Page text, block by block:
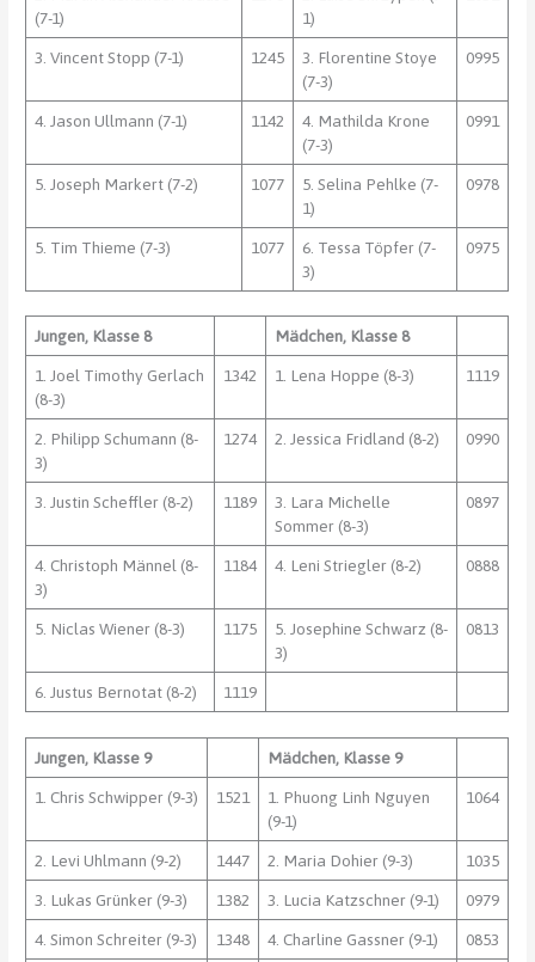
(7-1)
1)
3. Vincent Stopp (7-1) 1245
3. Florentine Stoye
(7-3)
0995
4. Jason Ullmann (7-1) 1142
4. Mathilda Krone
(7-3)
0991
5. Joseph Markert (7-2) 1077
5. Selina Pehlke (7-
1)
0978
5. Tim Thieme (7-3) 1077
6. Tessa Töpfer (7-
3)
0975
Jungen, Klasse 8 Mädchen, Klasse 8
1. Joel Timothy Gerlach
(8-3)
1342 1. Lena Hoppe (8-3) 1119
2. Philipp Schumann (8-
3)
1274 2. Jessica Fridland (8-2) 0990
3. Justin Scheffler (8-2) 1189
3. Lara Michelle
Sommer (8-3)
0897
4. Christoph Männel (8-
3)
1184 4. Leni Striegler (8-2) 0888
5. Niclas Wiener (8-3) 1175
5. Josephine Schwarz (8-
3)
0813
6. Justus Bernotat (8-2) 1119
Jungen, Klasse 9 Mädchen, Klasse 9
1. Chris Schwipper (9-3) 1521
1. Phuong Linh Nguyen
(9-1)
1064
2. Levi Uhlmann (9-2) 1447 2. Maria Dohier (9-3) 1035
3. Lukas Grünker (9-3) 1382 3. Lucia Katzschner (9-1) 0979
4. Simon Schreiter (9-3) 1348 4. Charline Gassner (9-1) 0853